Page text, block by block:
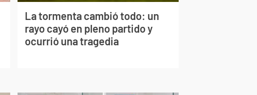
La tormenta cambió todo: un
rayo cayó en pleno partido y
ocurrió una tragedia